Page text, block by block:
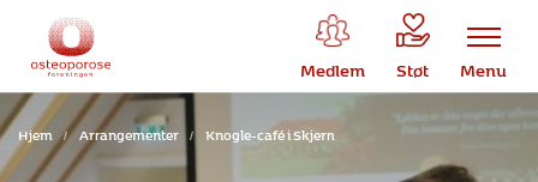
Medlem Støt Menu
Hjem / Arrangementer / Knogle-café i Skjern